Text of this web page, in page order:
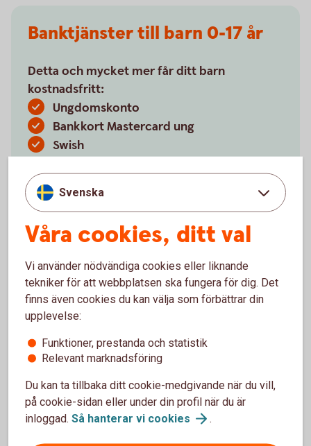
Banktjänster till barn 0-17 år
Detta och mycket mer får ditt barn
kostnadsfritt:
Ungdomskonto
Bankkort Mastercard ung
Swish
Gör ditt barn till
Konton och utbetalningar
Ungdomskonto
Valutakonto
Svenska
Våra cookies, ditt val
Vi använder nödvändiga cookies eller liknande
tekniker för att webbplatsen ska fungera för dig. Det
finns även cookies du kan välja som förbättrar din
upplevelse:
Funktioner, prestanda och statistik
Relevant marknadsföring
Du kan ta tillbaka ditt cookie-medgivande när du vill,
på cookie-sidan eller under din profil när du är
inloggad. Så hanterar vi cookies .